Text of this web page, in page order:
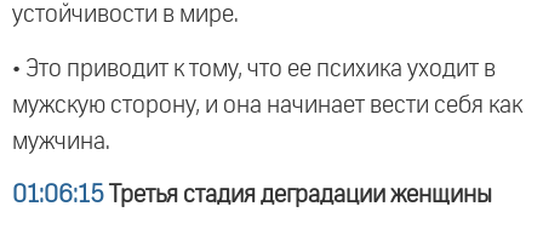
устойчивости в мире.
• Это приводит к тому, что ее психика уходит в
мужскую сторону, и она начинает вести себя как
мужчина.
01:06:15 Третья стадия деградации женщины